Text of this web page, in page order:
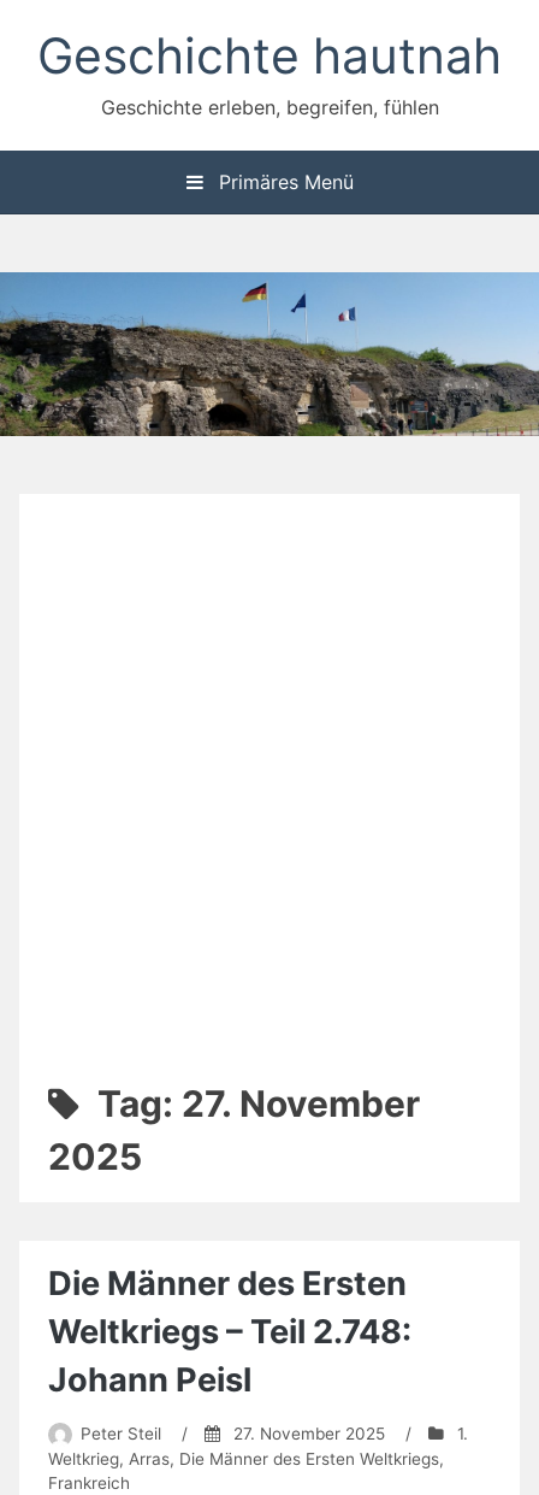
Inhalt
springenGeschichte hautnah
Geschichte erleben, begreifen, fühlen
Primäres Menü
Tag: 27. November
2025
Die Männer des Ersten
Weltkriegs – Teil 2.748:
Johann Peisl
Peter Steil / 27. November 2025 /
1.
Weltkrieg, Arras, Die Männer des Ersten Weltkriegs,
Frankreich